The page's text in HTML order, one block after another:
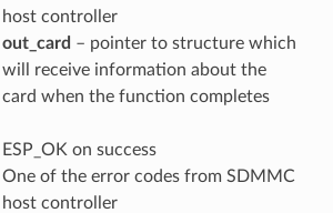
host controller
out_card – pointer to structure which
will receive information about the
card when the function completes
ESP_OK on success
One of the error codes from SDMMC
host controller